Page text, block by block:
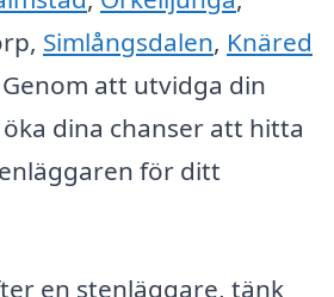
Simlångsdalen, Knäred
att utvidga din
dina chanser att hitta
för ditt
en stenläggare, tänk